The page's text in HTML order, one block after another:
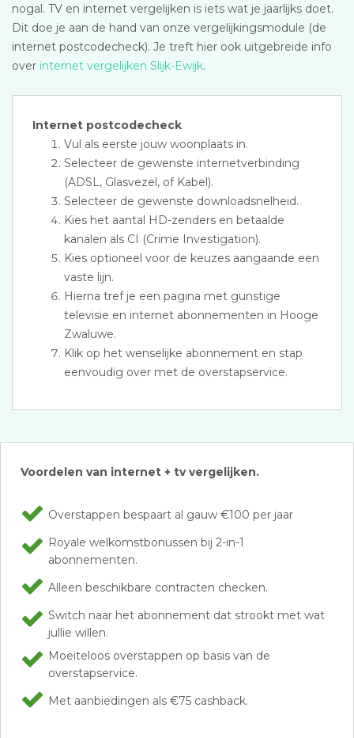
nogal. TV en internet vergelijken is iets wat je jaarlijks doet.
Dit doe je aan de hand van onze vergelijkingsmodule (de
internet postcodecheck). Je treft hier ook uitgebreide info
over internet vergelijken Slijk-Ewijk.
Internet postcodecheck
Vul als eerste jouw woonplaats in.
Selecteer de gewenste internetverbinding
(ADSL, Glasvezel, of Kabel).
Selecteer de gewenste downloadsnelheid.
Kies het aantal HD-zenders en betaalde
kanalen als CI (Crime Investigation).
Kies optioneel voor de keuzes aangaande een
vaste lijn.
Hierna tref je een pagina met gunstige
televisie en internet abonnementen in Hooge
Zwaluwe.
Klik op het wenselijke abonnement en stap
eenvoudig over met de overstapservice.
Voordelen van internet + tv vergelijken.
Overstappen bespaart al gauw €100 per jaar
Royale welkomstbonussen bij 2-in-1
abonnementen.
Alleen beschikbare contracten checken.
Switch naar het abonnement dat strookt met wat
jullie willen.
Moeiteloos overstappen op basis van de
overstapservice.
Met aanbiedingen als €75 cashback.